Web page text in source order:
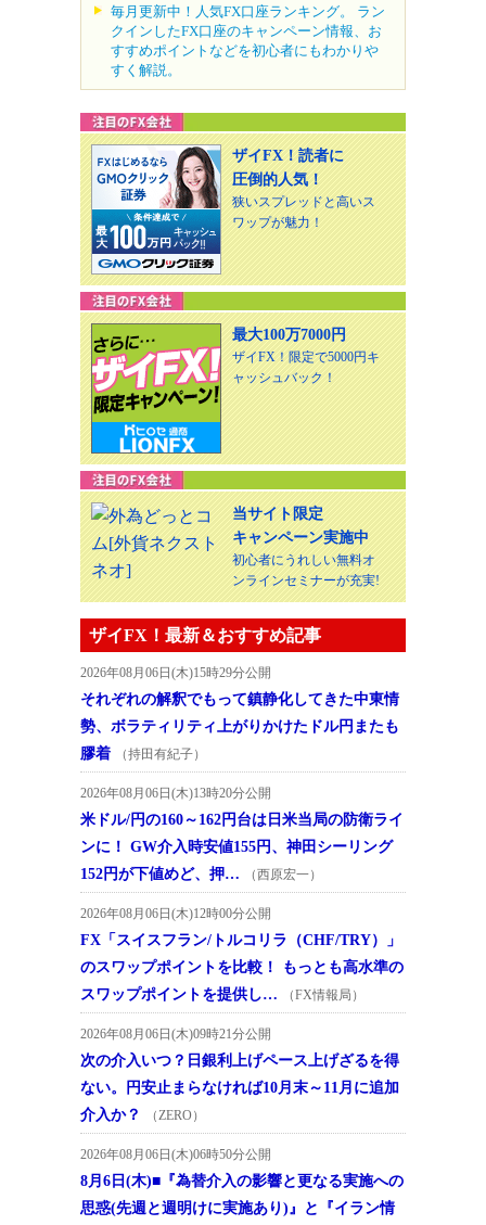
毎月更新中！人気FX口座ランキング。 ラン
クインしたFX口座のキャンペーン情報、お
すすめポイントなどを初心者にもわかりや
すく解説。
ザイFX！読者に
圧倒的人気！
狭いスプレッドと高いス
ワップが魅力！
最大100万7000円
ザイFX！限定で5000円キ
ャッシュバック！
当サイト限定
キャンペーン実施中
初心者にうれしい無料オ
ンラインセミナーが充実!
ザイFX！最新＆おすすめ記事
2026年08月06日(木)15時29分公開
それぞれの解釈でもって鎮静化してきた中東情
勢、ボラティリティ上がりかけたドル円またも
膠着
（持田有紀子）
2026年08月06日(木)13時20分公開
米ドル/円の160～162円台は日米当局の防衛ライ
ンに！ GW介入時安値155円、神田シーリング
152円が下値めど、押…
（西原宏一）
2026年08月06日(木)12時00分公開
FX「スイスフラン/トルコリラ（CHF/TRY）」
のスワップポイントを比較！ もっとも高水準の
スワップポイントを提供し…
（FX情報局）
2026年08月06日(木)09時21分公開
次の介入いつ？日銀利上げペース上げざるを得
ない。円安止まらなければ10月末～11月に追加
介入か？
（ZERO）
2026年08月06日(木)06時50分公開
8月6日(木)■『為替介入の影響と更なる実施への
思惑(先週と週明けに実施あり)』と『イラン情